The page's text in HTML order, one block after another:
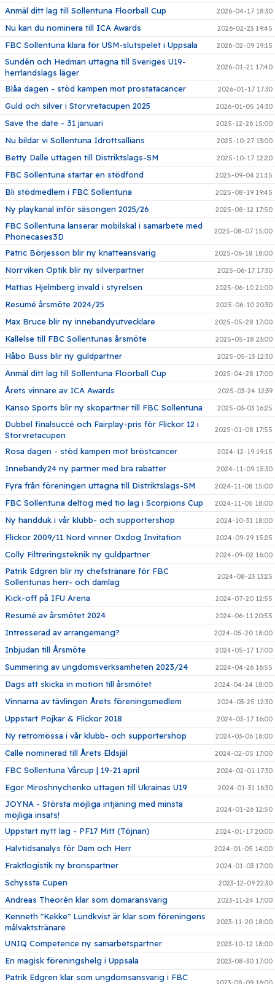
Anmäl ditt lag till Sollentuna Floorball Cup 2026-04-17 18:30
Nu kan du nominera till ICA Awards 2026-02-23 19:45
FBC Sollentuna klara för USM-slutspelet i Uppsala 2026-02-09 19:15
Sundén och Hedman uttagna till Sveriges U19-
herrlandslags läger
2026-01-21 17:40
Blåa dagen - stöd kampen mot prostatacancer 2026-01-17 17:30
Guld och silver i Storvretacupen 2025 2026-01-05 14:30
Save the date - 31 januari 2025-12-26 15:00
Nu bildar vi Sollentuna Idrottsallians 2025-10-27 13:00
Betty Dalle uttagen till Distriktslags-SM 2025-10-17 12:20
FBC Sollentuna startar en stödfond 2025-09-04 21:15
Bli stödmedlem i FBC Sollentuna 2025-08-19 19:45
Ny playkanal inför säsongen 2025/26 2025-08-12 17:50
FBC Sollentuna lanserar mobilskal i samarbete med
Phonecases3D
2025-08-07 15:00
Patric Börjesson blir ny knatteansvarig 2025-06-18 18:00
Norrviken Optik blir ny silverpartner 2025-06-17 17:30
Mattias Hjelmberg invald i styrelsen 2025-06-10 21:00
Resumé årsmöte 2024/25 2025-06-10 20:30
Max Bruce blir ny innebandyutvecklare 2025-05-28 17:00
Kallelse till FBC Sollentunas årsmöte 2025-05-18 23:00
Håbo Buss blir ny guldpartner 2025-05-13 12:30
Anmäl ditt lag till Sollentuna Floorball Cup 2025-04-28 17:00
Årets vinnare av ICA Awards 2025-03-24 12:39
Kanso Sports blir ny skopartner till FBC Sollentuna 2025-03-03 16:25
Dubbel finalsuccé och Fairplay-pris för Flickor 12 i
Storvretacupen
2025-01-08 17:55
Rosa dagen - stöd kampen mot bröstcancer 2024-12-19 19:15
Innebandy24 ny partner med bra rabatter 2024-11-09 15:30
Fyra från föreningen uttagna till Distriktslags-SM 2024-11-08 15:00
FBC Sollentuna deltog med tio lag i Scorpions Cup 2024-11-05 18:00
Ny handduk i vår klubb- och supportershop 2024-10-31 18:00
Flickor 2009/11 Nord vinner Oxdog Invitation 2024-09-29 15:25
Colly Filtreringsteknik ny guldpartner 2024-09-02 16:00
Patrik Edgren blir ny chefstränare för FBC
Sollentunas herr- och damlag
2024-08-23 13:25
Kick-off på IFU Arena 2024-07-20 12:55
Resumé av årsmötet 2024 2024-06-11 20:55
Intresserad av arrangemang? 2024-05-20 18:00
Inbjudan till Årsmöte 2024-05-17 17:00
Summering av ungdomsverksamheten 2023/24 2024-04-26 16:55
Dags att skicka in motion till årsmötet 2024-04-24 18:00
Vinnarna av tävlingen Årets föreningsmedlem 2024-03-25 12:30
Uppstart Pojkar & Flickor 2018 2024-03-17 16:00
Ny retromössa i vår klubb- och supportershop 2024-03-06 18:00
Calle nominerad till Årets Eldsjäl 2024-02-05 17:00
FBC Sollentuna Vårcup | 19-21 april 2024-02-01 17:30
Egor Miroshnychenko uttagen till Ukrainas U19 2024-01-31 16:30
JOYNA - Största möjliga intjäning med minsta
möjliga insats!
2024-01-26 12:50
Uppstart nytt lag - PF17 Mitt (Töjnan) 2024-01-17 20:00
Halvtidsanalys för Dam och Herr 2024-01-05 14:00
Fraktlogistik ny bronspartner 2024-01-03 17:00
Schyssta Cupen 2023-12-09 22:30
Andreas Theorén klar som domaransvarig 2023-11-24 17:00
Kenneth "Kekke" Lundkvist är klar som föreningens
målvaktstränare
2023-11-20 18:00
UNIQ Competence ny samarbetspartner 2023-10-12 18:00
En magisk föreningshelg i Uppsala 2023-08-30 17:00
Patrik Edgren klar som ungdomsansvarig i FBC
2023-08-09 16:00